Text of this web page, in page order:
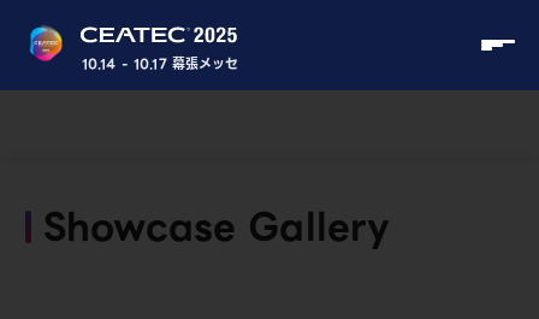
10.14 - 10.17 幕張メッセ
Showcase Gallery